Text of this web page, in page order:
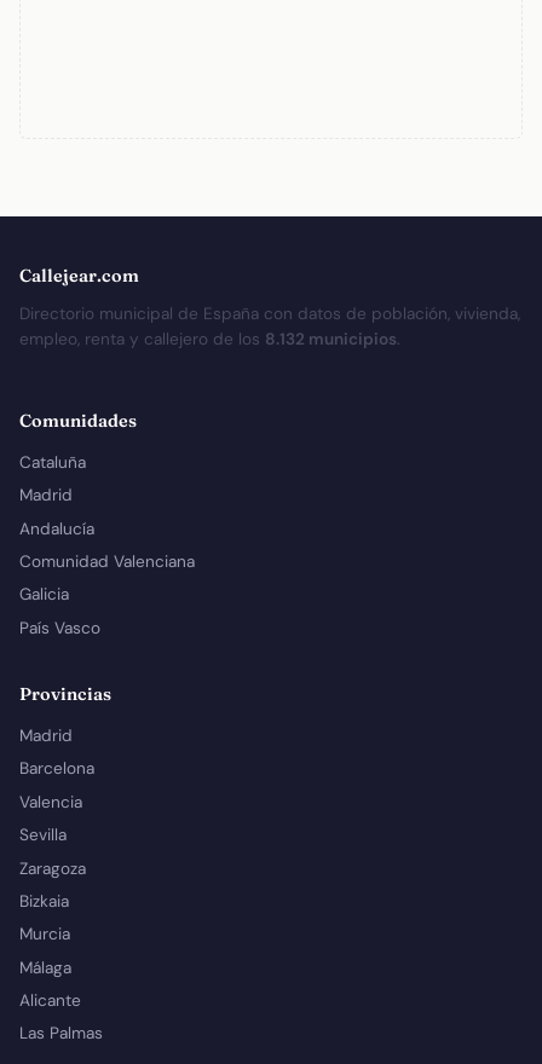
Callejear.com
Directorio municipal de España con datos de población, vivienda,
empleo, renta y callejero de los 8.132 municipios.
Comunidades
Cataluña
Madrid
Andalucía
Comunidad Valenciana
Galicia
País Vasco
Provincias
Madrid
Barcelona
Valencia
Sevilla
Zaragoza
Bizkaia
Murcia
Málaga
Alicante
Las Palmas